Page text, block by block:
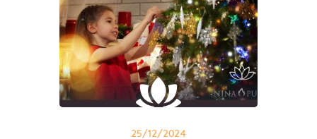
25/12/2024